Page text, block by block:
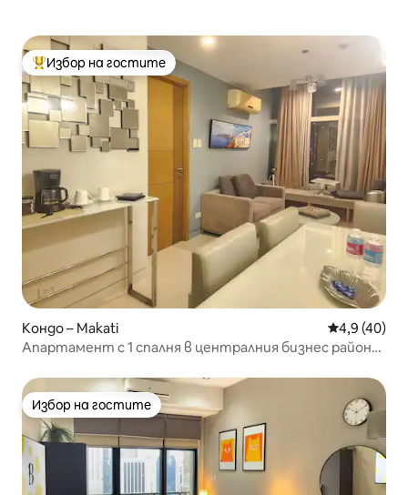
Най-популярен избор на гостите
Избор на гостите
Кондо – Makati Средна
4,9 (40)
Апартамент с 1 спалня в централния бизнес район
Избор на гостите
Избор на гостите